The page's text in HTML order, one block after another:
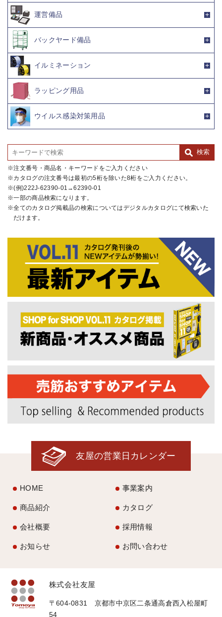
運営備品
バックヤード備品
イルミネーション
ラッピング用品
ウイルス感染対策用品
注文番号・商品名・キーワードをご入力ください
カタログの注文番号は最初の5桁を除いた8桁をご入力ください。
(例)222J-62390-01→62390-01
一部の商品検索になります。
全てのカタログ掲載品の検索についてはデジタルカタログにて検索いた
だけます。
友屋の営業日カレンダー
HOME 事業案内
商品紹介 カタログ
会社概要 採用情報
お知らせ お問い合わせ
株式会社友屋
〒604-0831 京都市中京区二条通高倉西入松屋町
54